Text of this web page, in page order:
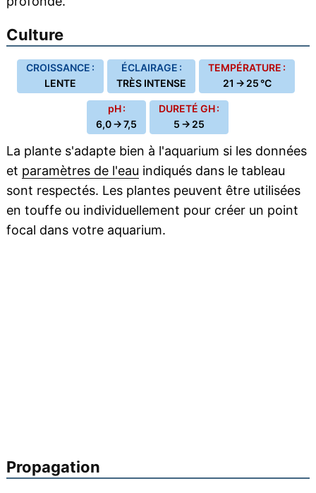
Culture
CROISSANCE :
LENTE
ÉCLAIRAGE :
TRÈS INTENSE
TEMPÉRATURE :
21 → 25 °C
pH :
6,0 → 7,5
DURETÉ GH :
5 → 25
La plante s'adapte bien à l'aquarium si les données
et paramètres de l'eau indiqués dans le tableau
sont respectés. Les plantes peuvent être utilisées
en touffe ou individuellement pour créer un point
focal dans votre aquarium.
Propagation